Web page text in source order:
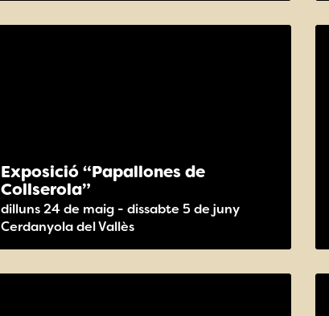
Exposició “Papallones de
Collserola”
dilluns 24 de maig - dissabte 5 de juny
Cerdanyola del Vallès